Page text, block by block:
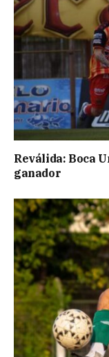
Reválida: Boca
ganador